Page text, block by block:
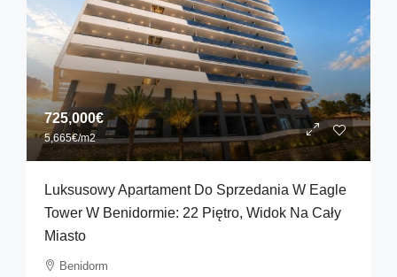
725,000€
5,665€/m2
Luksusowy Apartament Do Sprzedania W Eagle
Tower W Benidormie: 22 Piętro, Widok Na Cały
Miasto
Benidorm